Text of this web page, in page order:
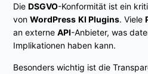
DieDSGVO-Konformität ist ein
vonWordPress KI Plugins. Viele
an externeAPI-Anbieter, was
Implikationen haben kann.
Besonders wichtig ist die